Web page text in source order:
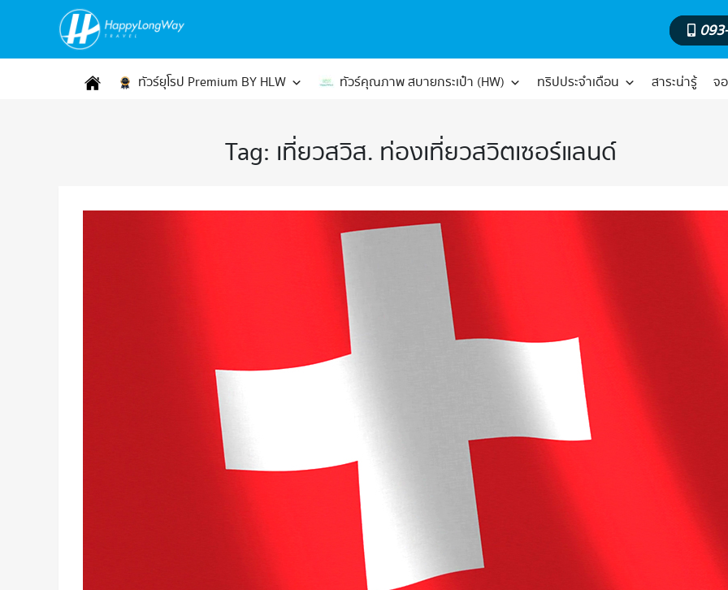
ทัวร์ยุโรป Premium BY HLW ทัวร์คุณภาพ สบายกระเป๋า (HW) ทริปประจำเดือน สาระน่ารู้ จ
Tag: เที่ยวสวิส. ท่องเที่ยวสวิตเซอร์แลนด์